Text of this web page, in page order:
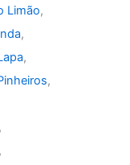
Limão,
,
,
,
,
,